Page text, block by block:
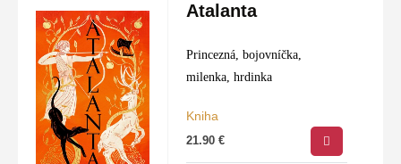
Atalanta
Princezná, bojovníčka,
milenka, hrdinka
Kniha
21.90€